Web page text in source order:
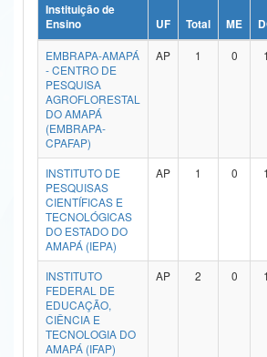
Ministério da Ciência, Tecnologia, Inovações e
Ministério do Meio Ambiente
Ministério do Turismo
Ministério do Desenvolvimento Regional
Controladoria-Geral da União
Ministério da Mulher, da Família e dos Direitos Humanos
Secretaria-Geral
Secretaria de Governo
Gabinete de Segurança Institucional
Advocacia-Geral da União
Instituição de
Ensino
UF Total ME
EMBRAPA-AMAPÁ
- CENTRO DE
PESQUISA
AGROFLORESTAL
DO AMAPÁ
(EMBRAPA-
CPAFAP)
AP 1 0 1
INSTITUTO DE
PESQUISAS
CIENTÍFICAS E
TECNOLÓGICAS
DO ESTADO DO
AMAPÁ (IEPA)
AP 1 0 1
INSTITUTO
FEDERAL DE
EDUCAÇÃO,
CIÊNCIA E
TECNOLOGIA DO
AMAPÁ (IFAP)
AP 2 0 1